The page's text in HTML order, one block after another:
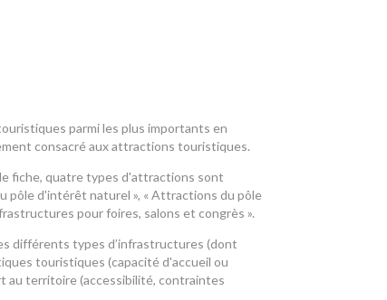
parmi les plus importants en
consacré aux attractions touristiques.
fiche, quatre types d'attractions sont
pôle d'intérêt naturel », « Attractions du pôle
pour foires, salons et congrès ».
différents types d’infrastructures (dont
touristiques (capacité d'accueil ou
au territoire (accessibilité, contraintes